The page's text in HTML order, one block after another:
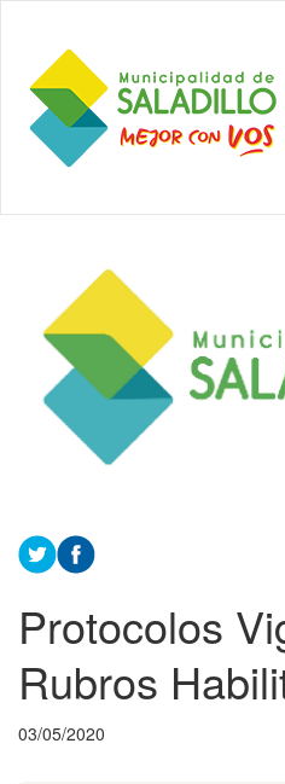
contenido
principal
Municipalidad
de Saladillo
principal
Protocolos
Rubros
03/05/2020